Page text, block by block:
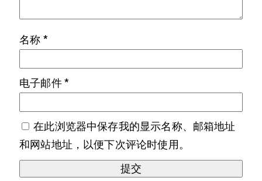
名称 *
电子邮件*
在此浏览器中保存我的显示名称、邮箱地址
和网站地址，以便下次评论时使用。